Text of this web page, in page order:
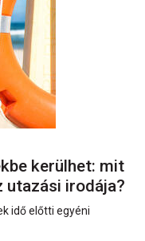
kerülhet: mit
utazási irodája?
idő előtti egyéni